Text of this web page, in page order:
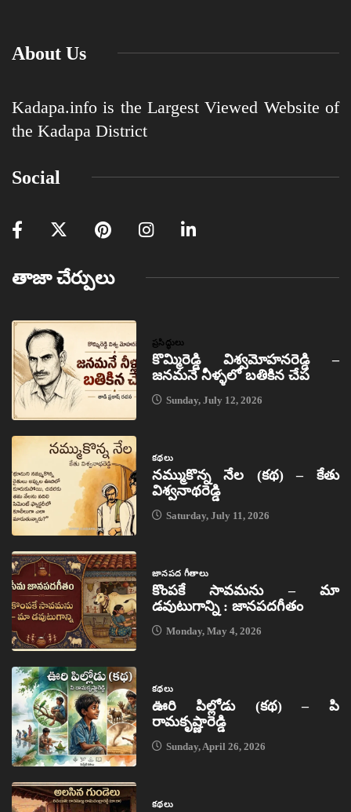
About Us
Kadapa.info is the Largest Viewed Website of
the Kadapa District
Social
తాజా చేర్పులు
ప్రసిద్ధులు
కొమ్మిరెడ్డి విశ్వమోహనరెడ్డి –
జనమనే నీళ్ళలో బతికిన చేప
Sunday, July 12, 2026
కథలు
నమ్ముకొన్న నేల (కథ) – కేతు
విశ్వనాథరెడ్డి
Saturday, July 11, 2026
జానపద గీతాలు
కొంపకే సావమను – మా
డవుటుగాన్ని : జానపదగీతం
Monday, May 4, 2026
కథలు
ఊరి పిల్లోడు (కథ) – పి
రామకృష్ణారెడ్డి
Sunday, April 26, 2026
కథలు